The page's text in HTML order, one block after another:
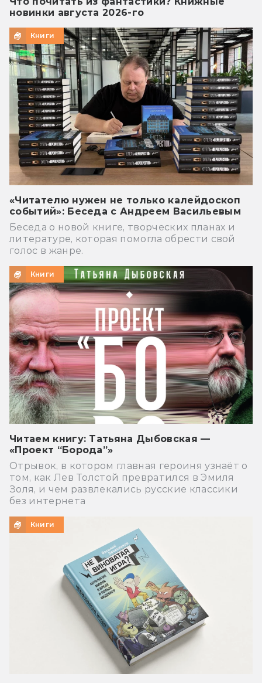
новинки августа 2026-го
Книги
«Читателю нужен не только калейдоскоп
событий»: Беседа с Андреем Васильевым
Беседа о новой книге, творческих планах и
литературе, которая помогла обрести свой
голос в жанре.
Книги
Читаем книгу: Татьяна Дыбовская —
«Проект “Борода”»
Отрывок, в котором главная героиня узнаёт о
том, как Лев Толстой превратился в Эмиля
Золя, и чем развлекались русские классики
без интернета
Книги